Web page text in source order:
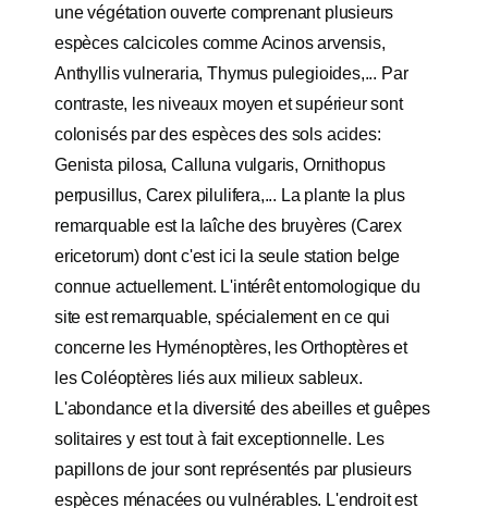
une végétation ouverte comprenant plusieurs
espèces calcicoles comme Acinos arvensis,
Anthyllis vulneraria, Thymus pulegioides,... Par
contraste, les niveaux moyen et supérieur sont
colonisés par des espèces des sols acides:
Genista pilosa, Calluna vulgaris, Ornithopus
perpusillus, Carex pilulifera,... La plante la plus
remarquable est la laîche des bruyères (Carex
ericetorum) dont c'est ici la seule station belge
connue actuellement. L'intérêt entomologique du
site est remarquable, spécialement en ce qui
concerne les Hyménoptères, les Orthoptères et
les Coléoptères liés aux milieux sableux.
L'abondance et la diversité des abeilles et guêpes
solitaires y est tout à fait exceptionnelle. Les
papillons de jour sont représentés par plusieurs
espèces ménacées ou vulnérables. L'endroit est